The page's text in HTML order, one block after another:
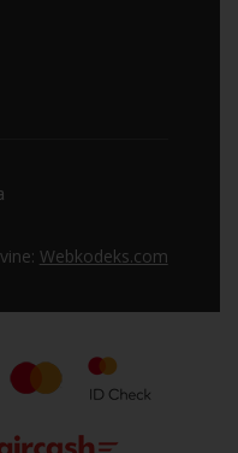
Webkodeks.com